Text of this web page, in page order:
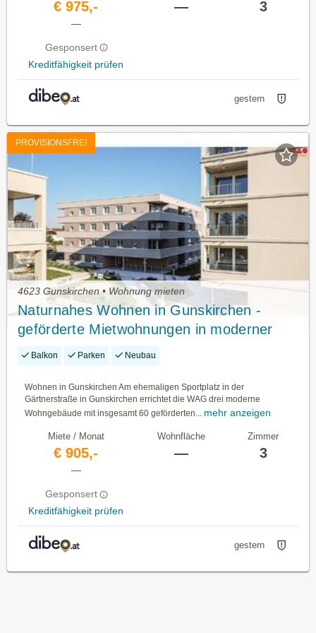
€ 975,-
—
Gesponsert
Kreditfähigkeit prüfen
— 3
gestern
PROVISIONSFREI
4623 Gunskirchen • Wohnung mieten
Naturnahes Wohnen in Gunskirchen -
geförderte Mietwohnungen in moderner
Hybridbauweise
Balkon Parken Neubau
Wohnen in Gunskirchen Am ehemaligen Sportplatz in der
Gärtnerstraße in Gunskirchen errichtet die WAG drei moderne
Wohngebäude mit insgesamt 60 geförderten... mehr anzeigen
Miete / Monat
€ 905,-
—
Gesponsert
Kreditfähigkeit prüfen
Wohnfläche
—
Zimmer
3
gestern